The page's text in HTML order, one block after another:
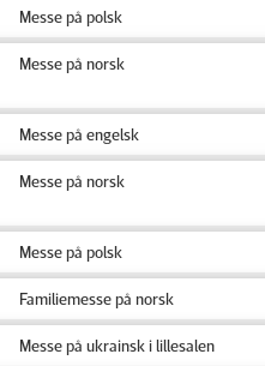
Messe på polsk
Messe på norsk
Messe på engelsk
Messe på norsk
Messe på polsk
Familiemesse på norsk
Messe på ukrainsk i lillesalen